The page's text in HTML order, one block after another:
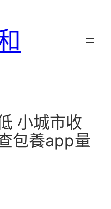
小城市收
包養app量